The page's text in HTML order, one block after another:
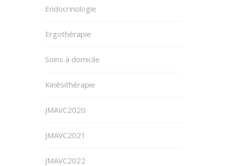
Endocrinologie
Ergothérapie
Soins à domicile
Kinésithérapie
JMAVC2020
JMAVC2021
JMAVC2022